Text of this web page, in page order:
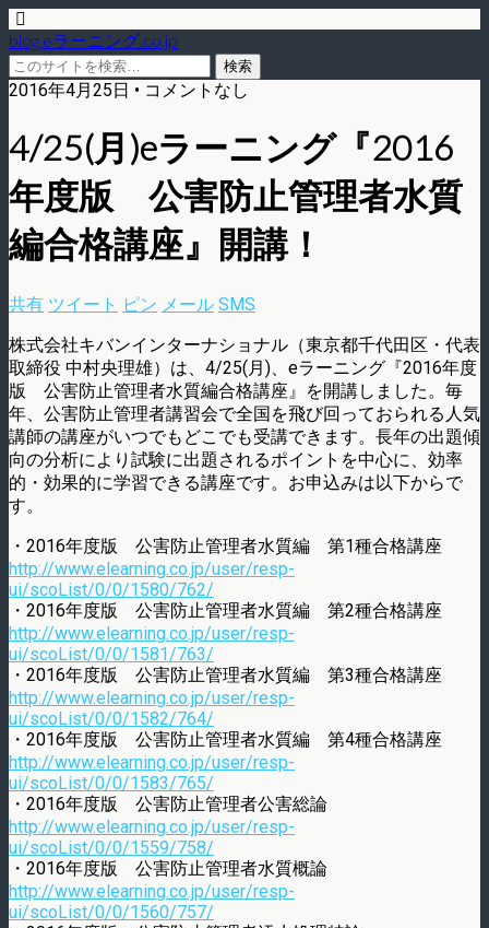
blog.eラーニング.co.jp
2016年4月25日 • コメントなし
4/25(月)eラーニング『2016
年度版 公害防止管理者水質
編合格講座』開講！
共有 ツイート ピン メール SMS
株式会社キバンインターナショナル（東京都千代田区・代表
取締役 中村央理雄）は、4/25(月)、eラーニング『2016年度
版 公害防止管理者水質編合格講座』を開講しました。毎
年、公害防止管理者講習会で全国を飛び回っておられる人気
講師の講座がいつでもどこでも受講できます。長年の出題傾
向の分析により試験に出題されるポイントを中心に、効率
的・効果的に学習できる講座です。お申込みは以下からで
す。
・2016年度版 公害防止管理者水質編 第1種合格講座
http://www.elearning.co.jp/user/resp-
ui/scoList/0/0/1580/762/
・2016年度版 公害防止管理者水質編 第2種合格講座
http://www.elearning.co.jp/user/resp-
ui/scoList/0/0/1581/763/
・2016年度版 公害防止管理者水質編 第3種合格講座
http://www.elearning.co.jp/user/resp-
ui/scoList/0/0/1582/764/
・2016年度版 公害防止管理者水質編 第4種合格講座
http://www.elearning.co.jp/user/resp-
ui/scoList/0/0/1583/765/
・2016年度版 公害防止管理者公害総論
http://www.elearning.co.jp/user/resp-
ui/scoList/0/0/1559/758/
・2016年度版 公害防止管理者水質概論
http://www.elearning.co.jp/user/resp-
ui/scoList/0/0/1560/757/